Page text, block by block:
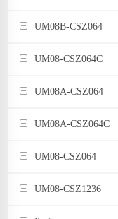
UM08B-CSZ064
UM08-CSZ064C
UM08A-CSZ064
UM08A-CSZ064C
UM08-CSZ064
UM08-CSZ1236